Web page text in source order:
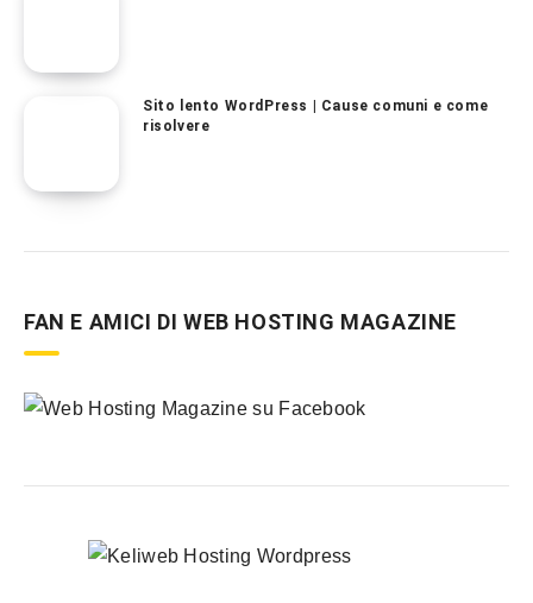
Sito lento WordPress | Cause comuni e come
risolvere
FAN E AMICI DI WEB HOSTING MAGAZINE